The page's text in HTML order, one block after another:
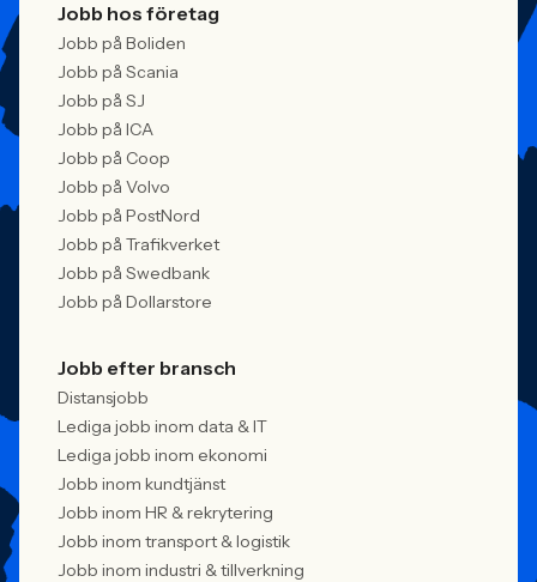
Jobb hos företag
Jobb på Boliden
Jobb på Scania
Jobb på SJ
Jobb på ICA
Jobb på Coop
Jobb på Volvo
Jobb på PostNord
Jobb på Trafikverket
Jobb på Swedbank
Jobb på Dollarstore
Jobb efter bransch
Distansjobb
Lediga jobb inom data & IT
Lediga jobb inom ekonomi
Jobb inom kundtjänst
Jobb inom HR & rekrytering
Jobb inom transport & logistik
Jobb inom industri & tillverkning